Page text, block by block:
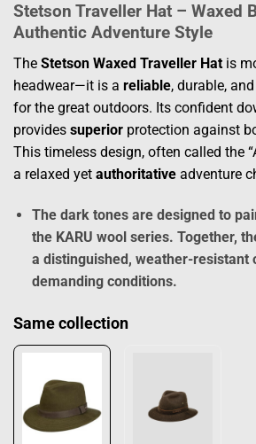
Stetson Traveller Hat – Waxed
Authentic Adventure Style
The Stetson Waxed Traveller Hat is
headwear—it is a reliable, durable,
for the great outdoors. Its confident
provides superior protection against
This timeless design, often called the
a relaxed yet authoritative adventure
The dark tones are designed to
the KARU wool series. Together,
a distinguished, weather-resistant
demanding conditions.
Same collection